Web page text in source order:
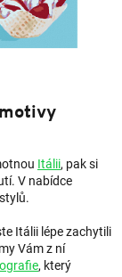
Itálii, pak si
V nabídce
Itálii lépe zachytili
Vám z ní
, který